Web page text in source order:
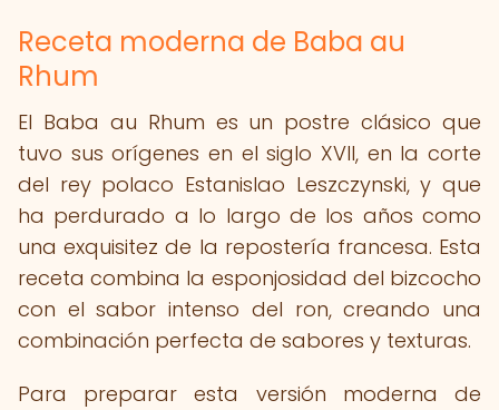
Receta moderna de Baba au
Rhum
El Baba au Rhum es un postre clásico que
tuvo sus orígenes en el siglo XVII, en la corte
del rey polaco Estanislao Leszczynski, y que
ha perdurado a lo largo de los años como
una exquisitez de la repostería francesa. Esta
receta combina la esponjosidad del bizcocho
con el sabor intenso del ron, creando una
combinación perfecta de sabores y texturas.
Para preparar esta versión moderna de